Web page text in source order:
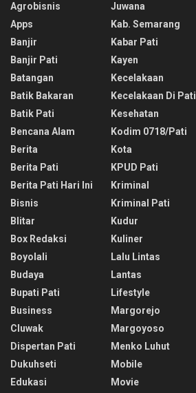
Agrobisnis
Apps
Banjir
Banjir Pati
Batangan
Batik Bakaran
Batik Pati
Bencana Alam
Berita
Berita Pati
Berita Pati Hari Ini
Bisnis
Blitar
Box Redaksi
Boyolali
Budaya
Bupati Pati
Business
Cluwak
Dispertan Pati
Dukuhseti
Edukasi
Juwana
Kab. Semarang
Kabar Pati
Kayen
Kecelakaan
Kecelakaan Di Pati
Kesehatan
Kodim 0718/pati
Kota
KPUD Pati
Kriminal
Kriminal Pati
Kudur
Kuliner
Lalu Lintas
Lantas
Lifestyle
Margorejo
Margoyoso
Menko Luhut
Mobile
Movie